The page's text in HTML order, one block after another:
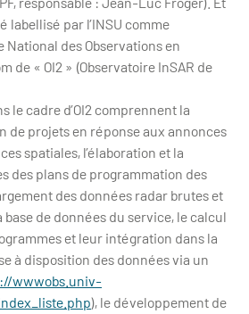
labellisé par l’INSU comme
National des Observations en
de « OI2 » (Observatoire InSAR de
le cadre d’OI2 comprennent la
de projets en réponse aux annonces
spatiales, l’élaboration et la
des plans de programmation des
des données radar brutes et
de données du service, le calcul
et leur intégration dans la
à disposition des données via un
wwwobs.univ-
), le développement de